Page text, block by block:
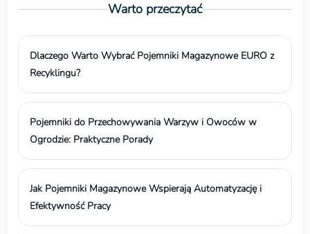
Warto przeczytać
Dlaczego Warto Wybrać Pojemniki Magazynowe EURO z
Recyklingu?
Pojemniki do Przechowywania Warzyw i Owoców w
Ogrodzie: Praktyczne Porady
Jak Pojemniki Magazynowe Wspierają Automatyzację i
Efektywność Pracy